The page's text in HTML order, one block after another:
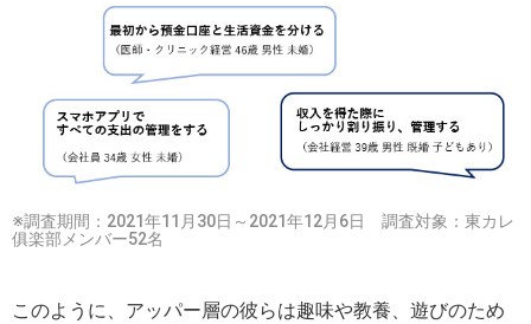
※調査期間：2021年11月30日～2021年12月6日 調査対象：東カレ
俱楽部メンバー52名
このように、アッパー層の彼らは趣味や教養、遊びのため